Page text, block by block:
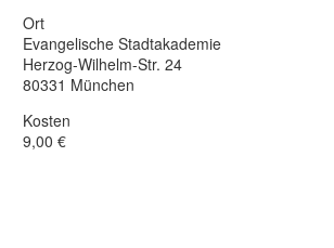
Ort
Evangelische Stadtakademie
Herzog-Wilhelm-Str. 24
80331 München
Kosten
9,00 €